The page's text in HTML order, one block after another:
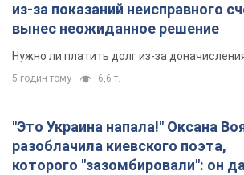
из-за показаний неисправного
вынес неожиданное решение
Нужно ли платить долг из-за
5 годин тому 6,6 т.
"Это Украина напала!" Оксана
разоблачила киевского поэта,
которого "зазомбировали": он